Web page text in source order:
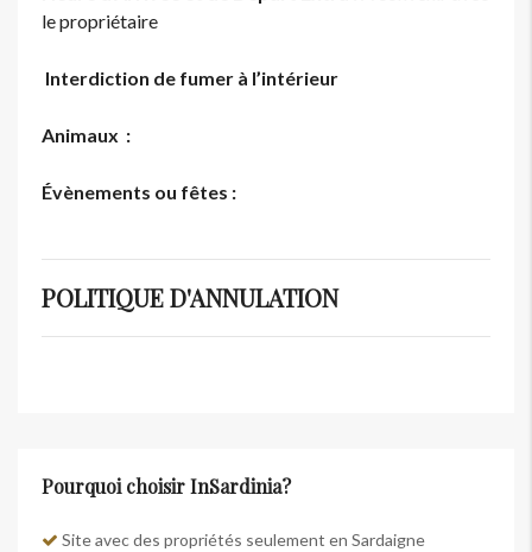
le propriétaire
Interdiction de fumer à l’intérieur
Animaux :
Évènements ou fêtes :
POLITIQUE D'ANNULATION
Pourquoi choisir InSardinia?
Site avec des propriétés seulement en Sardaigne